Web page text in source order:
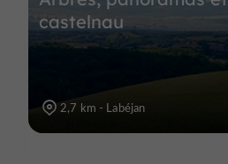
castelnau
2,7 km - Labéjan